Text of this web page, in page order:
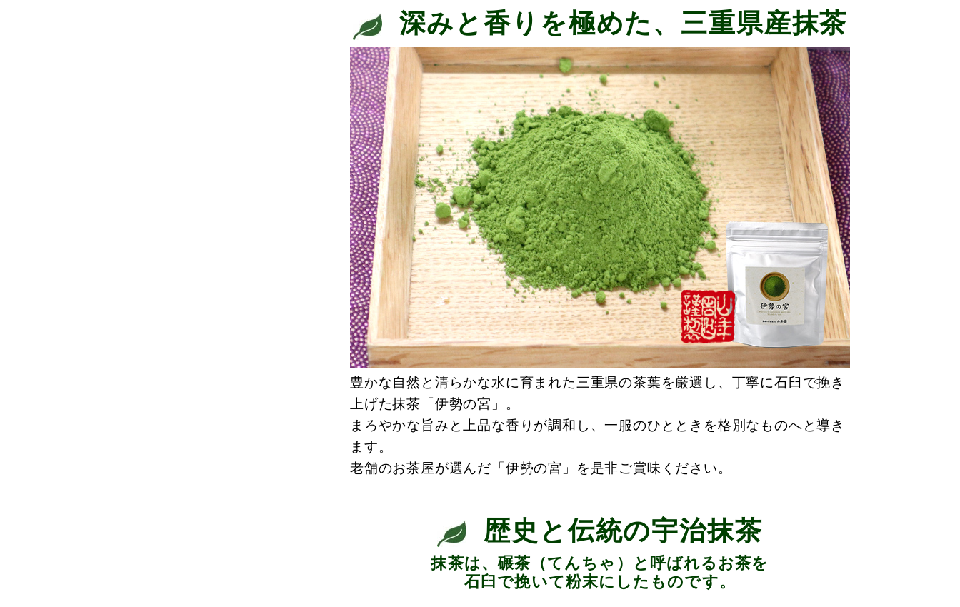
深みと香りを極めた、三重県産抹茶
豊かな自然と清らかな水に育まれた三重県の茶葉を厳選し、丁寧に石臼で挽き
上げた抹茶「伊勢の宮」。
まろやかな旨みと上品な香りが調和し、一服のひとときを格別なものへと導き
ます。
老舗のお茶屋が選んだ「伊勢の宮」を是非ご賞味ください。
歴史と伝統の宇治抹茶
抹茶は、碾茶（てんちゃ）と呼ばれるお茶を
石臼で挽いて粉末にしたものです。